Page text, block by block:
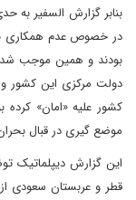
بنابر گزارش السفیر به
در خصوص عدم همکاری
بودند و همین موجب
دولت مرکزی این کشور
کشور علیه «امان» کرده
موضع گیری در قبال
این گزارش دیپلماتیک
قطر و عربستان سعودی